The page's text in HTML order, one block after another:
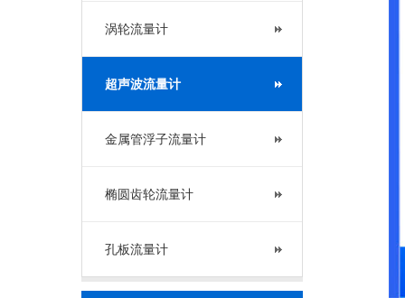
涡轮流量计
超声波流量计
金属管浮子流量计
椭圆齿轮流量计
孔板流量计